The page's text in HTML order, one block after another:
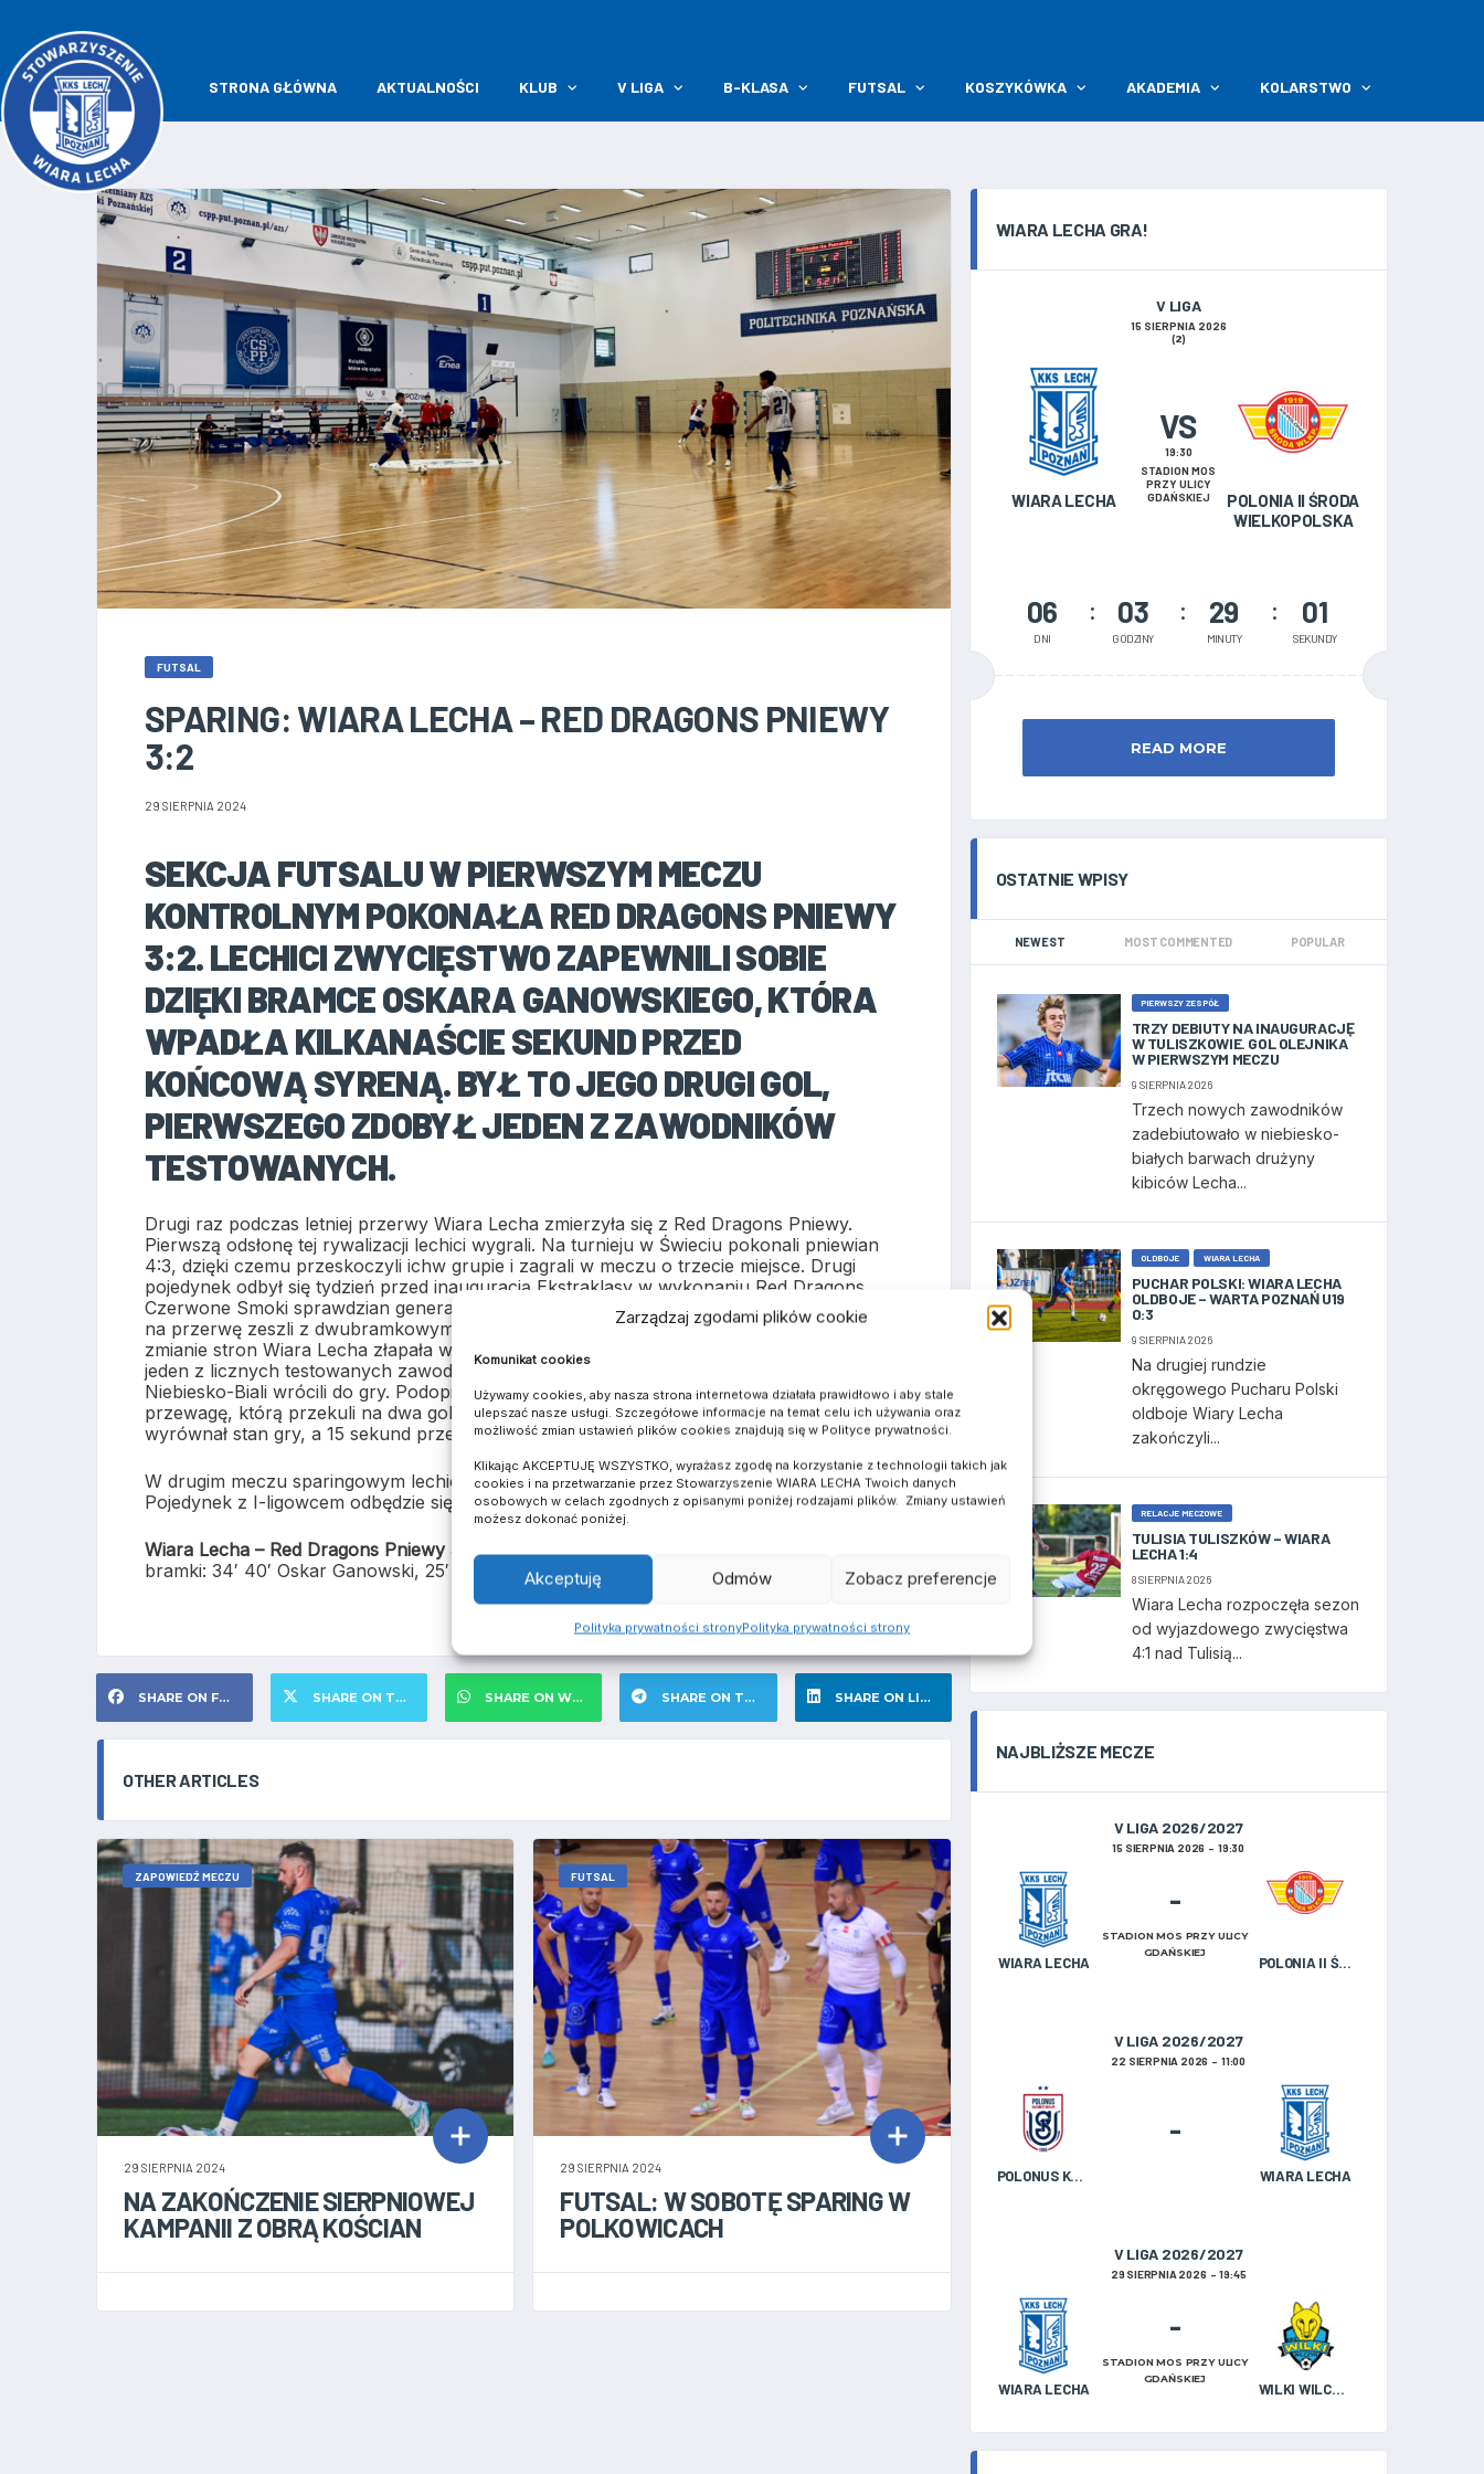
Zarządzaj zgodami plików cookie
Komunikat cookies
Używamy cookies, aby nasza strona internetowa działała prawidłowo i aby stale
ulepszać nasze usługi. Szczegółowe informacje na temat celu ich używania oraz
możliwość zmian ustawień plików cookies znajdują się w Polityce prywatności.
Klikając AKCEPTUJĘ WSZYSTKO, wyrażasz zgodę na korzystanie z technologii takich jak
cookies i na przetwarzanie przez Stowarzyszenie WIARA LECHA Twoich danych
osobowych w celach zgodnych z opisanymi poniżej rodzajami plików. Zmiany ustawień
możesz dokonać poniżej.
Akceptuję Odmów Zobacz preferencje
Polityka prywatności stronyPolityka prywatności strony
STRONA GŁÓWNA AKTUALNOŚCI KLUB V LIGA B-KLASA FUTSAL KOSZYKÓWKA AKADEMIA KOLARSTWO
FUTSAL
SPARING: WIARA LECHA – RED DRAGONS PNIEWY
3:2
29 SIERPNIA 2024
SEKCJA FUTSALU W PIERWSZYM MECZU
KONTROLNYM POKONAŁA RED DRAGONS PNIEWY
3:2. LECHICI ZWYCIĘSTWO ZAPEWNILI SOBIE
DZIĘKI BRAMCE OSKARA GANOWSKIEGO, KTÓRA
WPADŁA KILKANAŚCIE SEKUND PRZED
KOŃCOWĄ SYRENĄ. BYŁ TO JEGO DRUGI GOL,
PIERWSZEGO ZDOBYŁ JEDEN Z ZAWODNIKÓW
TESTOWANYCH.
Drugi raz podczas letniej przerwy Wiara Lecha zmierzyła się z Red Dragons Pniewy.
Pierwszą odsłonę tej rywalizacji lechici wygrali. Na turnieju w Świeciu pokonali pniewian
4:3, dzięki czemu przeskoczyli ichw grupie i zagrali w meczu o trzecie miejsce. Drugi
pojedynek odbył się tydzień przed inauguracją Ekstraklasy w wykonaniu Red Dragons.
Czerwone Smoki sprawdzian generalny rozpoczęli znakomicie. Zdominowali lechitów, a
na przerwę zeszli z dwubramkowym prowadzenie, które powinno być okazalsze. Po
zmianie stron Wiara Lecha złapała wiatr w żagle. Pięć minut po rozpoczęciu drugiej części
jeden z licznych testowanych zawodników zdobył bramkę kontaktową, po której
Niebiesko-Biali wrócili do gry. Podopieczni trenera Dariusza Pieczyńskiego uzyskali
przewagę, którą przekuli na dwa gole. Oba zdobył Oskar Ganowski, który w 34 min
wyrównał stan gry, a 15 sekund przed końcową syreną zdobył zwycięska bramkę.
W drugim meczu sparingowym lechici zagrają w Polkowicach z miejscowym Górnikiem.
Pojedynek z I-ligowcem odbędzie się w sobotę, 31 sierpnia o godzinie 14.
Wiara Lecha – Red Dragons Pniewy 3:2 (0:2)
bramki: 34′ 40′ Oskar Ganowski, 25′ zawodnik testowany – 6′ 19′
SHARE ON FACEBOOK SHARE ON TWITTER SHARE ON WHATSAPP SHARE ON TELEGRAM SHARE ON LINKEDIN
OTHER ARTICLES
ZAPOWIEDŹ MECZU
29 SIERPNIA 2024
NA ZAKOŃCZENIE SIERPNIOWEJ
KAMPANII Z OBRĄ KOŚCIAN
FUTSAL
29 SIERPNIA 2024
FUTSAL: W SOBOTĘ SPARING W
POLKOWICACH
WIARA LECHA GRA!
V LIGA
15 SIERPNIA 2026
(2)
WIARA LECHA
POLONIA II ŚRODA
WIELKOPOLSKA
VS
19:30
STADION MOS
PRZY ULICY
GDAŃSKIEJ
06
DNI
03
GODZINY
29
MINUTY
00
SEKUNDY
READ MORE
OSTATNIE WPISY
NEWEST MOST COMMENTED POPULAR
PIERWSZY ZESPÓŁ
TRZY DEBIUTY NA INAUGURACJĘ
W TULISZKOWIE. GOL OLEJNIKA
W PIERWSZYM MECZU
9 SIERPNIA 2026
Trzech nowych zawodników
zadebiutowało w niebiesko-
białych barwach drużyny
kibiców Lecha...
OLDBOJE WIARA LECHA
PUCHAR POLSKI: WIARA LECHA
OLDBOJE – WARTA POZNAŃ U19
0:3
9 SIERPNIA 2026
Na drugiej rundzie
okręgowego Pucharu Polski
oldboje Wiary Lecha
zakończyli...
RELACJE MECZOWE
TULISIA TULISZKÓW – WIARA
LECHA 1:4
8 SIERPNIA 2026
Wiara Lecha rozpoczęła sezon
od wyjazdowego zwycięstwa
4:1 nad Tulisią...
NAJBLIŻSZE MECZE
V LIGA 2026/2027
15 SIERPNIA 2026 19:30
WIARA LECHA POLONIA II ŚRODA WIELKOPOLSKA
-
STADION MOS PRZY ULICY
GDAŃSKIEJ
V LIGA 2026/2027
22 SIERPNIA 2026 11:00
POLONUS KAZIMIERZ BISKUPI WIARA LECHA
-
V LIGA 2026/2027
29 SIERPNIA 2026 19:45
WIARA LECHA WILKI WILCZYN
-
STADION MOS PRZY ULICY
GDAŃSKIEJ